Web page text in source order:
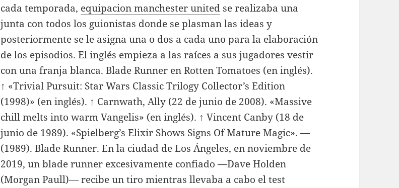
cada temporada, equipacion manchester united se realizaba una
junta con todos los guionistas donde se plasman las ideas y
posteriormente se le asigna una o dos a cada uno para la elaboración
de los episodios. El inglés empieza a las raíces a sus jugadores vestir
con una franja blanca. Blade Runner en Rotten Tomatoes (en inglés).
↑ «Trivial Pursuit: Star Wars Classic Trilogy Collector’s Edition
(1998)» (en inglés). ↑ Carnwath, Ally (22 de junio de 2008). «Massive
chill melts into warm Vangelis» (en inglés). ↑ Vincent Canby (18 de
junio de 1989). «Spielberg’s Elixir Shows Signs Of Mature Magic». —
(1989). Blade Runner. En la ciudad de Los Ángeles, en noviembre de
2019, un blade runner excesivamente confiado —Dave Holden
(Morgan Paull)— recibe un tiro mientras llevaba a cabo el test